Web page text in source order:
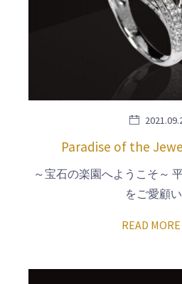
Paradise of the
～宝石の楽園へようこそ～
をご愛顧
READ MORE